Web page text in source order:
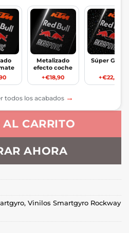
Metalizado
efecto coche
+€18,90
Súper Glitter
+€22,90
todos los acabados →
CARRITO
AHORA
, Vinilos Smartgyro Rockway